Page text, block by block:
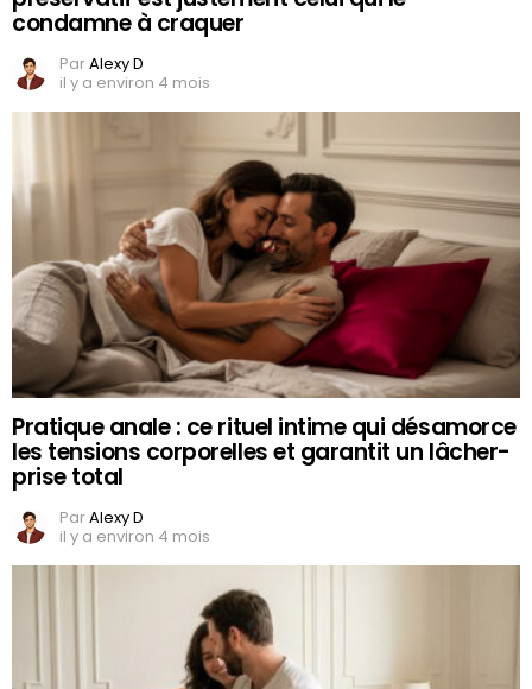
condamne à craquer
ParAlexy D
il y a environ 4 mois
Pratique anale : ce rituel intime qui désamorce
les tensions corporelles et garantit un lâcher-
prise total
ParAlexy D
il y a environ 4 mois